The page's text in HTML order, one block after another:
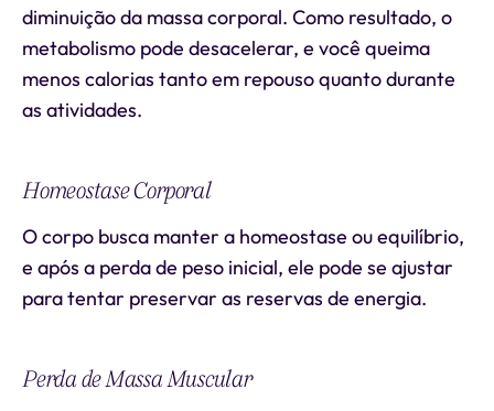
diminuição da massa corporal. Como resultado, o
metabolismo pode desacelerar, e você queima
menos calorias tanto em repouso quanto durante
as atividades.
Homeostase Corporal
O corpo busca manter a homeostase ou equilíbrio,
e após a perda de peso inicial, ele pode se ajustar
para tentar preservar as reservas de energia.
Perda de Massa Muscular